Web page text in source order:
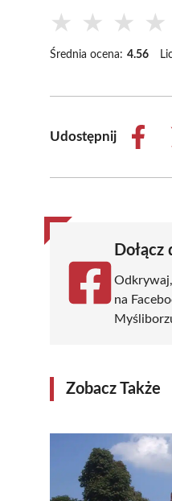
★ ★ ★ ★
Średnia ocena: 4.56
Udostępnij
Share
Dołącz
Odkrywaj,
na
Zobacz Także